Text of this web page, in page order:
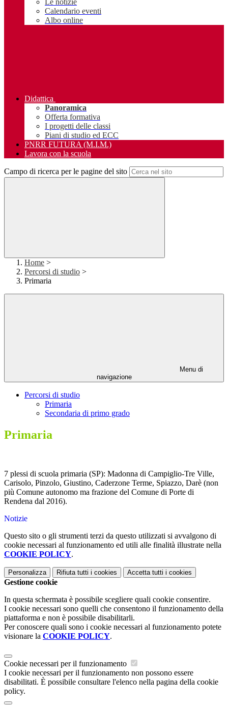
Le notizie
Calendario eventi
Albo online
Didattica
Panoramica
Offerta formativa
I progetti delle classi
Piani di studio ed ECC
PNRR FUTURA (M.I.M.)
Lavora con la scuola
Campo di ricerca per le pagine del sito
Home >
Percorsi di studio >
Primaria
Menu di
navigazione
Percorsi di studio
Primaria
Secondaria di primo grado
Primaria
7 plessi di scuola primaria (SP): Madonna di Campiglio-Tre Ville,
Carisolo, Pinzolo, Giustino, Caderzone Terme, Spiazzo, Darè (non
più Comune autonomo ma frazione del Comune di Porte di
Rendena dal 2016).
Notizie
Questo sito o gli strumenti terzi da questo utilizzati si avvalgono di
cookie necessari al funzionamento ed utili alle finalità illustrate nella
COOKIE POLICY.
Personalizza Rifiuta tutti i cookies Accetta tutti i cookies
Gestione cookie
In questa schermata è possibile scegliere quali cookie consentire.
I cookie necessari sono quelli che consentono il funzionamento della
piattaforma e non è possibile disabilitarli.
Per conoscere quali sono i cookie necessari al funzionamento potete
visionare la COOKIE POLICY.
Cookie necessari per il funzionamento
I cookie necessari per il funzionamento non possono essere
disabilitati. È possibile consultare l'elenco nella pagina della cookie
policy.